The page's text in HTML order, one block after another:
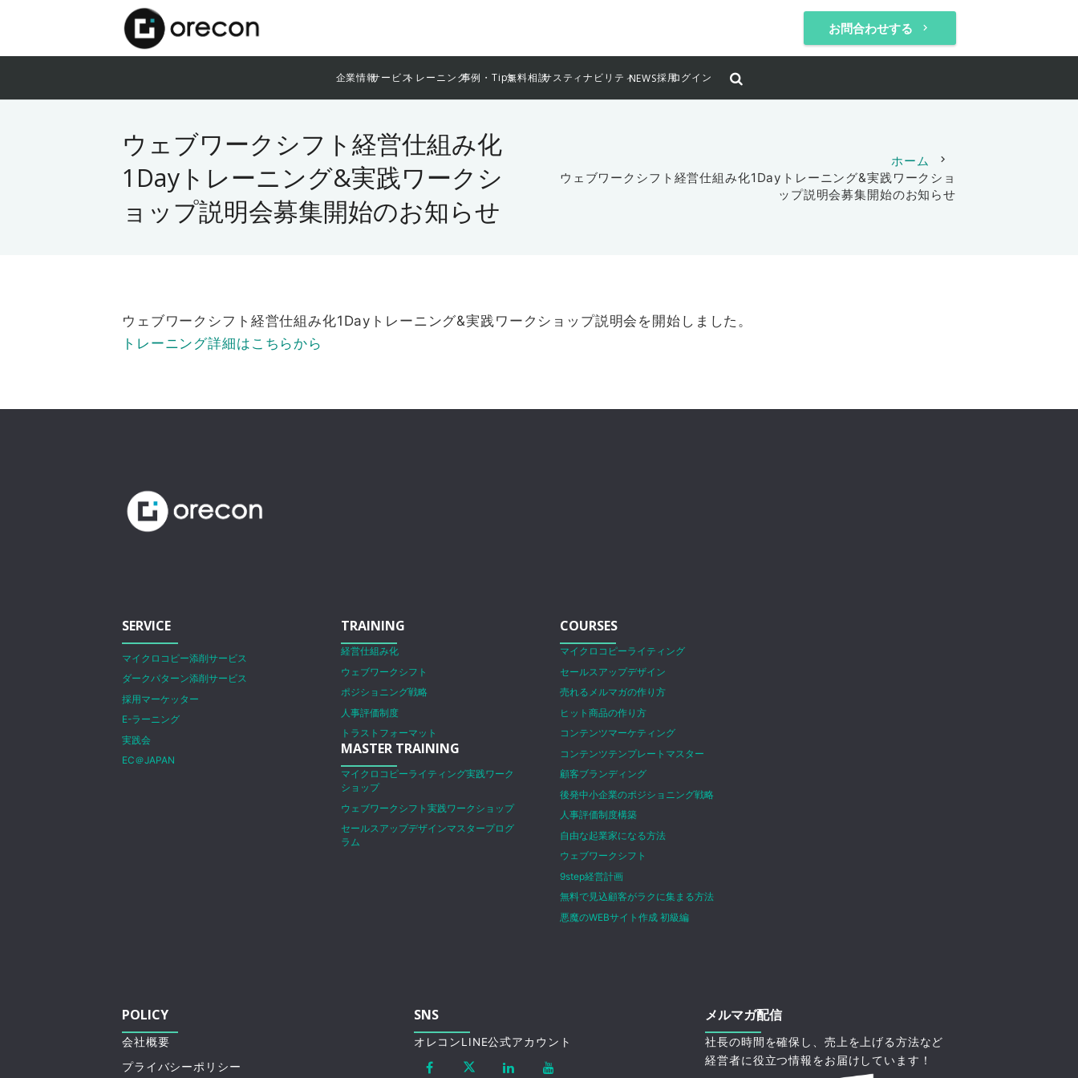
お問合わせする keyboard_arrow_right
企業情報サービストレーニング事例・Tips無料相談サスティナビリティNEWS採用ログイン
ウェブワークシフト経営仕組み化
1Dayトレーニング&実践ワークシ
ョップ説明会募集開始のお知らせ
ホーム chevron_right
ウェブワークシフト経営仕組み化1Dayトレーニング&実践ワークショ
ップ説明会募集開始のお知らせ
ウェブワークシフト経営仕組み化1Dayトレーニング&実践ワークショップ説明会を開始しました。
トレーニング詳細はこちらから
SERVICE
マイクロコピー添削サービス
ダークパターン添削サービス
採用マーケッター
E-ラーニング
実践会
EC＠JAPAN
TRAINING
経営仕組み化
ウェブワークシフト
ポジショニング戦略
人事評価制度
トラストフォーマット
MASTER TRAINING
マイクロコピーライティング実践ワーク
ショップ
ウェブワークシフト実践ワークショップ
セールスアップデザインマスタープログ
ラム
COURSES
マイクロコピーライティング
セールスアップデザイン
売れるメルマガの作り方
ヒット商品の作り方
コンテンツマーケティング
コンテンツテンプレートマスター
顧客ブランディング
後発中小企業のポジショニング戦略
人事評価制度構築
自由な起業家になる方法
ウェブワークシフト
9step経営計画
無料で見込顧客がラクに集まる方法
悪魔のWEBサイト作成 初級編
POLICY
会社概要
プライバシーポリシー
SNS
オレコンLINE公式アカウント
メルマガ配信
社長の時間を確保し、売上を上げる方法など
経営者に役立つ情報をお届けしています！